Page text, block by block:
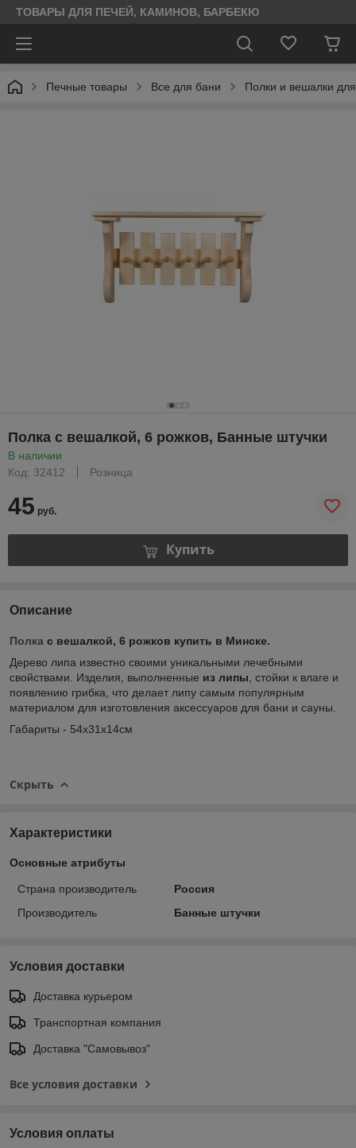
ТОВАРЫ ДЛЯ ПЕЧЕЙ, КАМИНОВ, БАРБЕКЮ
Печные товары Все для бани Полки и вешалки
Полка с вешалкой, 6 рожков, Банные штучки
В наличии
Код: 32412
Розница
45 руб.
Купить
Описание
Полка с вешалкой, 6 рожков купить в Минске.
Дерево липа известно своими уникальными лечебными
свойствами. Изделия, выполненные из липы , стойки к влаге и
появлению грибка, что делает липу самым популярным
материалом для изготовления аксессуаров для бани и сауны.
Габариты - 54х31х14см
Скрыть
Характеристики
Основные атрибуты
Страна производитель
Россия
Производитель
Банные штучки
Условия доставки
Доставка курьером
Транспортная компания
Доставка "Самовывоз"
Все условия доставки
Условия оплаты